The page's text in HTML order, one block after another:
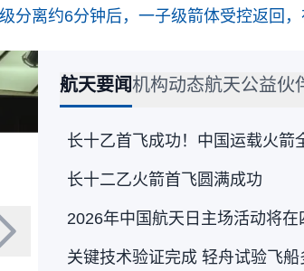
离约6分钟后，一子级箭体受控返回
航天要闻机构动态航天公益伙
长十乙首飞成功！中国运载火箭
长十二乙火箭首飞圆满成功
2026年中国航天日主场活动将在
关键技术验证完成 轻舟试验飞